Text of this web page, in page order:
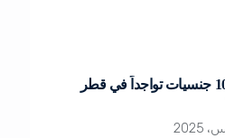
أكثر 10 جنسيات تواجداً في قطر